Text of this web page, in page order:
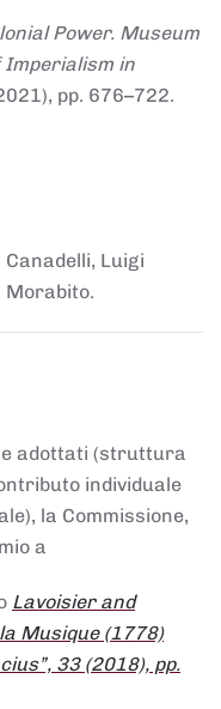
Power. Museum
Imperialism in
pp. 676–722.
Luigi
Morabito.
adottati (struttura
individuale
la Commissione,
a
Lavoisier and
Musique (1778)
33 (2018), pp.